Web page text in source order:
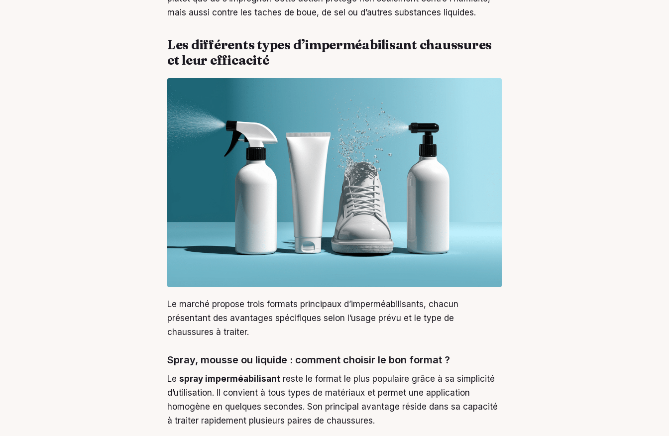
mais aussi contre les taches de boue, de sel ou d’autres substances liquides.
Les différents types d’imperméabilisant chaussures
et leur efficacité
Le marché propose trois formats principaux d’imperméabilisants, chacun
présentant des avantages spécifiques selon l’usage prévu et le type de
chaussures à traiter.
Spray, mousse ou liquide : comment choisir le bon format ?
Le spray imperméabilisant reste le format le plus populaire grâce à sa simplicité
d’utilisation. Il convient à tous types de matériaux et permet une application
homogène en quelques secondes. Son principal avantage réside dans sa capacité
à traiter rapidement plusieurs paires de chaussures.